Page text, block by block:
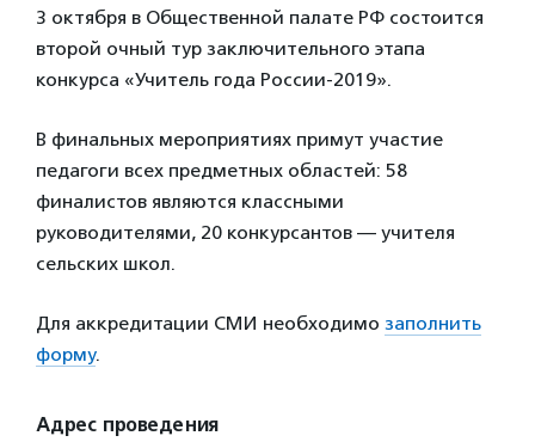
3 октября в Общественной палате РФ состоится
второй очный тур заключительного этапа
конкурса «Учитель года России-2019».
В финальных мероприятиях примут участие
педагоги всех предметных областей: 58
финалистов являются классными
руководителями, 20 конкурсантов — учителя
сельских школ.
Для аккредитации СМИ необходимо заполнить
форму.
Адрес проведения